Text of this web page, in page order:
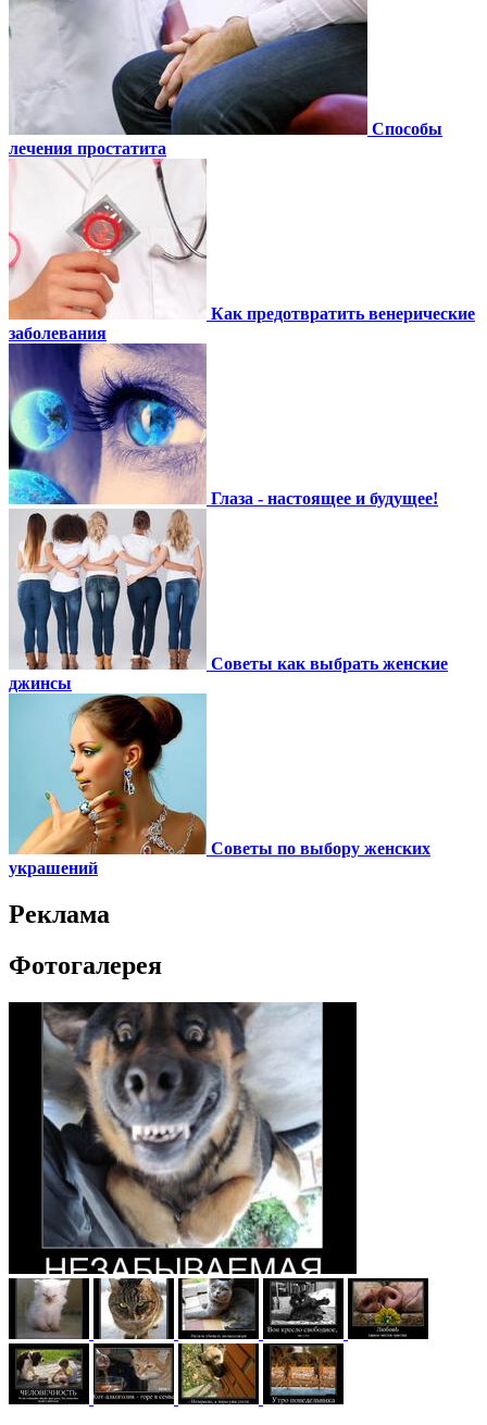
Способы
лечения простатита
Как предотвратить венерические
заболевания
Глаза - настоящее и будущее!
Советы как выбрать женские
джинсы
Советы по выбору женских
украшений
Реклама
Фотогалерея